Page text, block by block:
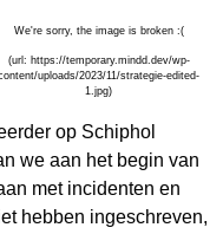
op Schiphol
we aan het begin van
met incidenten en
hebben ingeschreven,